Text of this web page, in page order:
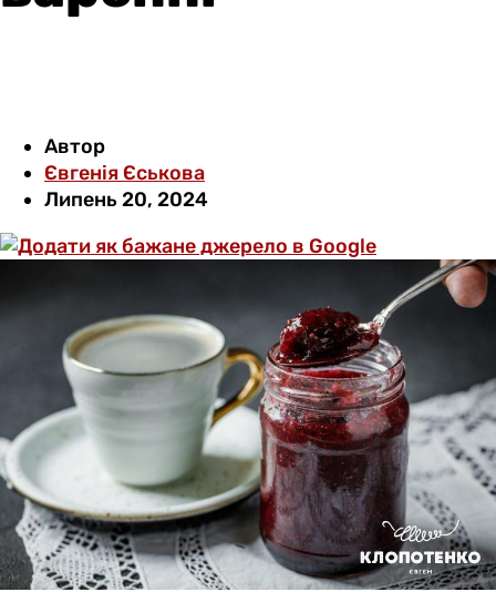
Автор
Євгенія Єськова
Липень 20, 2024